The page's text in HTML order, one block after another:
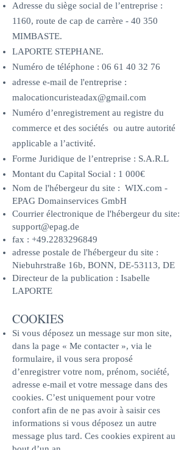
Adresse du siège social de l’entreprise :
1160, route de cap de carrère - 40 350
MIMBASTE.
LAPORTE STEPHANE.
Numéro de téléphone : 06 61 40 32 76
adresse e-mail de l'entreprise :
malocationcuristeadax@gmail.com
Numéro d’enregistrement au registre du
commerce et des sociétés ou autre autorité
applicable a l’activité.
Forme Juridique de l’entreprise : S.A.R.L
Montant du Capital Social : 1 000€
Nom de l'hébergeur du site : WIX.com -
EPAG Domainservices GmbH
Courrier électronique de l'hébergeur du site:
support@epag.de
fax : +49.2283296849
adresse postale de l'hébergeur du site :
Niebuhrstraße 16b, BONN, DE-53113, DE
Directeur de la publication : Isabelle
LAPORTE​
COOKIES
Si vous déposez un message sur mon site,
dans la page « Me contacter », via le
formulaire, il vous sera proposé
d’enregistrer votre nom, prénom, société,
adresse e-mail et votre message dans des
cookies. C’est uniquement pour votre
confort afin de ne pas avoir à saisir ces
informations si vous déposez un autre
message plus tard. Ces cookies expirent au